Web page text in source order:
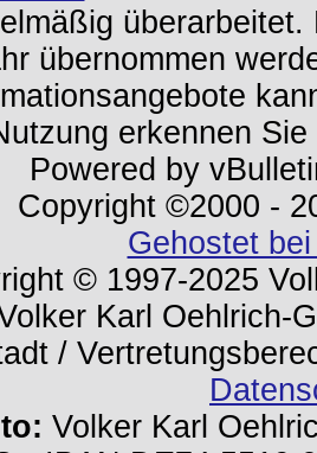
übernommen
erkennen
Powered by
Copyright ©2000 -
Gehostet
© 1997-2025
Karl Oehlrich-
/
Volker Karl